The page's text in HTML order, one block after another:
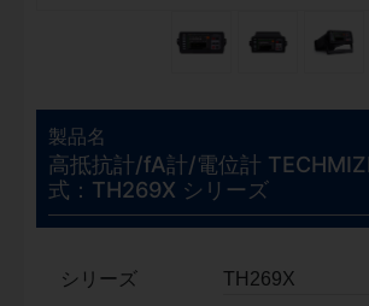
製品名
高抵抗計/fA計/電位計
式：TH269X シリーズ
シリーズ TH269X